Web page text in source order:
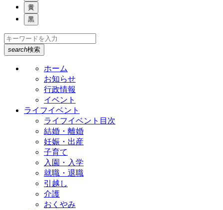
黄
黒
search検索
ホーム
お知らせ
行政情報
イベント
ライフイベント
ライフイベント目次
結婚・離婚
妊娠・出産
子育て
入園・入学
就職・退職
引越し
介護
おくやみ